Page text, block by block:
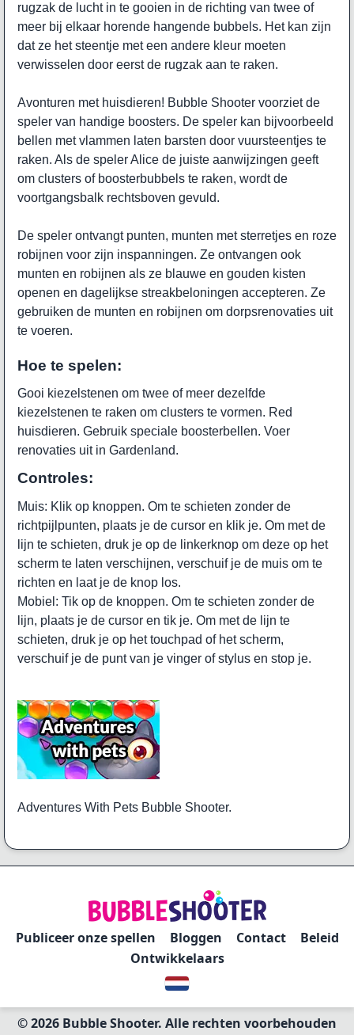
rugzak de lucht in te gooien in de richting van twee of
meer bij elkaar horende hangende bubbels. Het kan zijn
dat ze het steentje met een andere kleur moeten
verwisselen door eerst de rugzak aan te raken.
Avonturen met huisdieren! Bubble Shooter voorziet de
speler van handige boosters. De speler kan bijvoorbeeld
bellen met vlammen laten barsten door vuursteentjes te
raken. Als de speler Alice de juiste aanwijzingen geeft
om clusters of boosterbubbels te raken, wordt de
voortgangsbalk rechtsboven gevuld.
De speler ontvangt punten, munten met sterretjes en roze
robijnen voor zijn inspanningen. Ze ontvangen ook
munten en robijnen als ze blauwe en gouden kisten
openen en dagelijkse streakbeloningen accepteren. Ze
gebruiken de munten en robijnen om dorpsrenovaties uit
te voeren.
Hoe te spelen:
Gooi kiezelstenen om twee of meer dezelfde
kiezelstenen te raken om clusters te vormen. Red
huisdieren. Gebruik speciale boosterbellen. Voer
renovaties uit in Gardenland.
Controles:
Muis: Klik op knoppen. Om te schieten zonder de
richtpijlpunten, plaats je de cursor en klik je. Om met de
lijn te schieten, druk je op de linkerknop om deze op het
scherm te laten verschijnen, verschuif je de muis om te
richten en laat je de knop los.
Mobiel: Tik op de knoppen. Om te schieten zonder de
lijn, plaats je de cursor en tik je. Om met de lijn te
schieten, druk je op het touchpad of het scherm,
verschuif je de punt van je vinger of stylus en stop je.
Adventures With Pets Bubble Shooter.
Publiceer onze spellen Bloggen Contact
Beleid
Ontwikkelaars
© 2026 Bubble Shooter. Alle rechten voorbehouden